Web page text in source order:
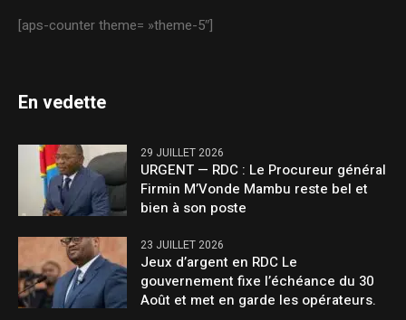
[aps-counter theme= »theme-5″]
En vedette
29 JUILLET 2026
URGENT — RDC : Le Procureur général
Firmin M’Vonde Mambu reste bel et
bien à son poste
23 JUILLET 2026
Jeux d’argent en RDC Le
gouvernement fixe l’échéance du 30
Août et met en garde les opérateurs.